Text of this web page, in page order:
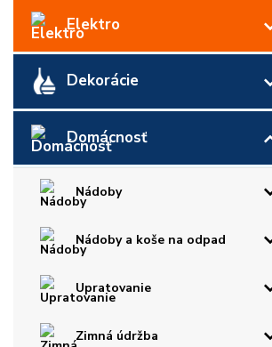
Elektro
Dekorácie
Domácnosť
Nádoby
Nádoby a koše na odpad
Upratovanie
Zimná údržba